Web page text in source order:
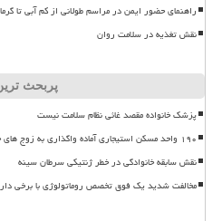
راهنمای حضور ایمن در مراسم طولانی از کم آبی تا
نقش تغذیه در سلامت روان
پربحث
پزشک خانواده مقصد غائی نظام سلامت نیست
۱۹۰ واحد مسکن استیجاری آماده واگذاری به زوج های جوان است
نقش سابقه خانوادگی در خطر ژنتیکی سرطان سینه
مخالفت شدید یک فوق تخصص روماتولوژی با برخی